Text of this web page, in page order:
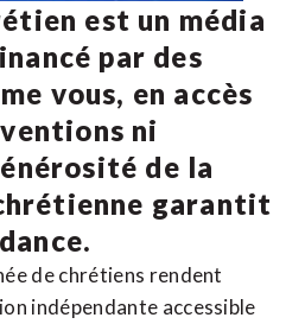
est un média
par des
vous, en accès
ni
de la
garantit
de chrétiens rendent
indépendante accessible